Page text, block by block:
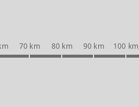
70 km 80 km 90 km 100 km